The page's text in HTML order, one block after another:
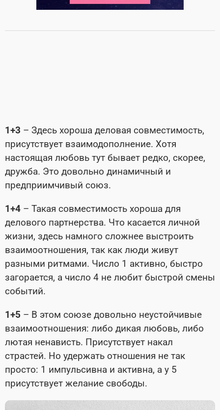
1+3 – Здесь хороша деловая совместимость,
присутствует взаимодополнение. Хотя
настоящая любовь тут бывает редко, скорее,
дружба. Это довольно динамичный и
предприимчивый союз.
1+4 – Такая совместимость хороша для
делового партнерства. Что касается личной
жизни, здесь намного сложнее выстроить
взаимоотношения, так как люди живут
разными ритмами. Число 1 активно, быстро
загорается, а число 4 не любит быстрой смены
событий.
1+5 – В этом союзе довольно неустойчивые
взаимоотношения: либо дикая любовь, либо
лютая ненависть. Присутствует накал
страстей. Но удержать отношения не так
просто: 1 импульсивна и активна, а у 5
присутствует желание свободы.